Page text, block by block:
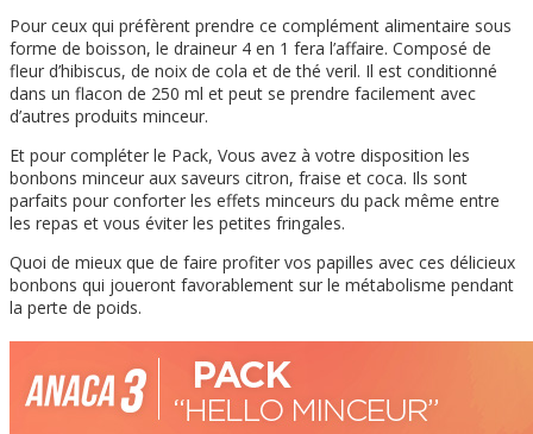
Pour ceux qui préfèrent prendre ce complément alimentaire sous
forme de boisson, le draineur 4 en 1 fera l’affaire. Composé de
fleur d’hibiscus, de noix de cola et de thé veril. Il est conditionné
dans un flacon de 250 ml et peut se prendre facilement avec
d’autres produits minceur.
Et pour compléter le Pack, Vous avez à votre disposition les
bonbons minceur aux saveurs citron, fraise et coca. Ils sont
parfaits pour conforter les effets minceurs du pack même entre
les repas et vous éviter les petites fringales.
Quoi de mieux que de faire profiter vos papilles avec ces délicieux
bonbons qui joueront favorablement sur le métabolisme pendant
la perte de poids.